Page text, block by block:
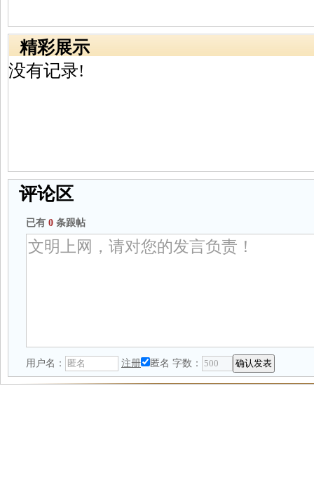
精彩展示
没有记录!
评论区
已有 0 条跟帖
用户名： 注册 匿名 字数：